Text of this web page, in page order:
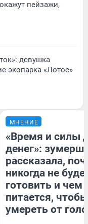
пейзажи,
девушка
экопарка «Лотос»
МНЕНИЕ
«Время и силы
денег»:
рассказала,
никогда не
готовить и чем
питается,
умереть от